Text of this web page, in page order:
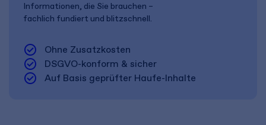
Informationen, die Sie brauchen –
fachlich fundiert und blitzschnell.
check_circle Ohne Zusatzkosten
check_circle DSGVO-konform & sicher
check_circle Auf Basis geprüfter Haufe-Inhalte